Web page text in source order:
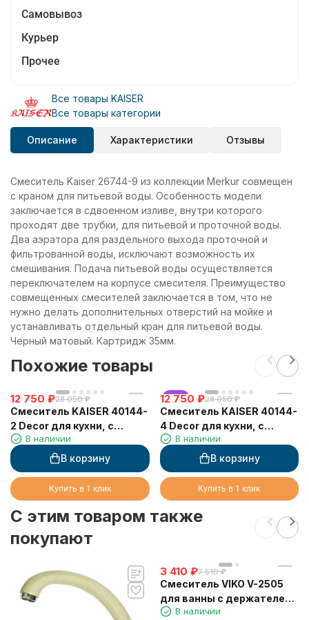
Самовывоз
Курьер
Прочее
Все товары KAISER
Все товары категории
Описание Характеристики Отзывы
Смеситель Kaiser 26744-9 из коллекции Merkur совмещен
с краном для питьевой воды. Особенность модели
заключается в сдвоенном изливе, внутри которого
проходят две трубки, для питьевой и проточной воды.
Два аэратора для раздельного выхода проточной и
фильтрованной воды, исключают возможность их
смешивания. Подача питьевой воды осуществляется
переключателем на корпусе смесителя. Преимущество
совмещенных смесителей заключается в том, что не
нужно делать дополнительных отверстий на мойке и
устанавливать отдельный кран для питьевой воды.
Черный матовый. Картридж 35мм.
Похожие товары
12 750 ₽28 050 ₽
Смеситель KAISER 40144-
2 Decor для кухни, с
краном для питьевой
воды, черный мрамор
В наличии
В корзину
Купить в 1 клик
хит
12 750 ₽28 050 ₽
Смеситель KAISER 40144-
4 Decor для кухни, с
краном для питьевой
воды, песочный мрамор
В наличии
В корзину
Купить в 1 клик
C этим товаром также
покупают
3 410 ₽7 510 ₽
Смеситель VIKO V-2505
для ванны с держателем
для лейки
В наличии